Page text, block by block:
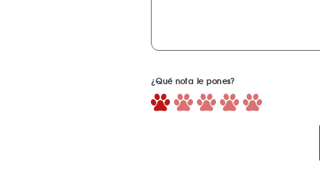
¿Qué nota le pones?